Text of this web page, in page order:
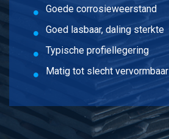
Goede corrosieweerstand
Goed lasbaar, daling sterkte
Typische profiellegering
Matig tot slecht vervormbaar